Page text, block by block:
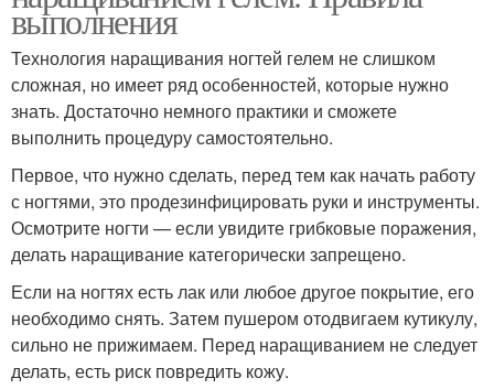
выполнения
Технология наращивания ногтей гелем не слишком
сложная, но имеет ряд особенностей, которые нужно
знать. Достаточно немного практики и сможете
выполнить процедуру самостоятельно.
Первое, что нужно сделать, перед тем как начать работу
с ногтями, это продезинфицировать руки и инструменты.
Осмотрите ногти — если увидите грибковые поражения,
делать наращивание категорически запрещено.
Если на ногтях есть лак или любое другое покрытие, его
необходимо снять. Затем пушером отодвигаем кутикулу,
сильно не прижимаем. Перед наращиванием не следует
делать, есть риск повредить кожу.